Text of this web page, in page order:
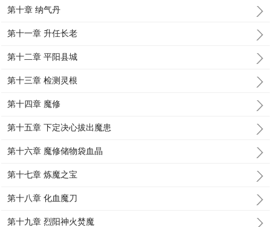
第十章 纳气丹
第十一章 升任长老
第十二章 平阳县城
第十三章 检测灵根
第十四章 魔修
第十五章 下定决心拔出魔患
第十六章 魔修储物袋血晶
第十七章 炼魔之宝
第十八章 化血魔刀
第十九章 烈阳神火焚魔